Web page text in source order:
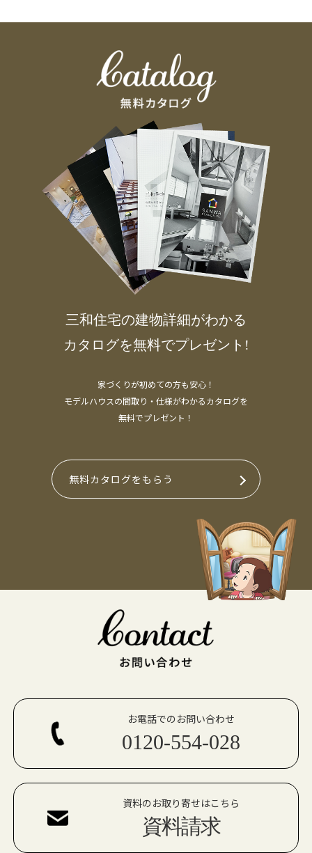
三和住宅の建物詳細がわかる
カタログを無料でプレゼント!
家づくりが初めての方も安心！
モデルハウスの間取り・仕様がわかるカタログを
無料でプレゼント！
無料カタログをもらう
お電話でのお問い合わせ
0120-554-028
資料のお取り寄せはこちら
資料請求